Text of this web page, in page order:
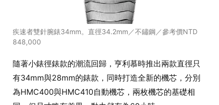
疾速者雙針腕錶34mm。直徑34.2mm／不鏽鋼／參考價NTD
848,000
隨著小錶徑錶款的潮流回歸，亨利慕時推出兩款直徑只
有34mm與28mm的錶款，同時打造全新的機芯，分別
為HMC400與HMC410自動機芯，兩枚機芯的基礎相